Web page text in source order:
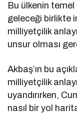
Bu ülkenin
geleceği birlikte
milliyetçilik
unsur olması
Akbaş’ın bu
milliyetçilik
uyandırırken,
nasıl bir yol